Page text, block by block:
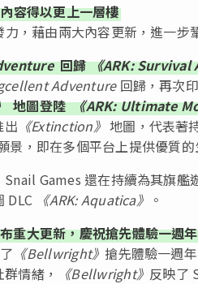
容得以更上一層樓
，藉由兩大內容更新，進一步
回歸《ARK: Survival
Adventure回歸，再次
地圖登陸《ARK: Ultimate
出 《Extinction》 地圖，代表著
景，即在多個平台上提供優質
Games 還在持續為其旗艦
DLC
《ARK: Aquatica》 。
重大更新，慶祝搶先體驗一週年
《Bellwright》 搶先體驗一週
情緒，
《Bellwright》 反映了